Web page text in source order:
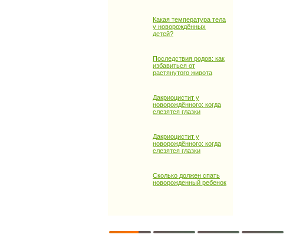
Какая температура тела
у новорождённых
детей?
Последствия родов: как
избавиться от
растянутого живота
Дакриоцистит у
новорождённого: когда
слезятся глазки
Дакриоцистит у
новорождённого: когда
слезятся глазки
Сколько должен спать
новорожденный ребенок